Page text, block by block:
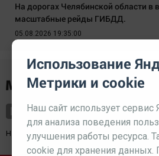
На дорогах Челябинской области в
масштабные рейды ГИБДД.
05.08.2026 19:35:00
Наш партнерkurorty-sochi.ru
Использование
Метрики и cookie
Наш сайт использует
для анализа поведения
улучшения работы ресурса.
cookie для хранения данных.